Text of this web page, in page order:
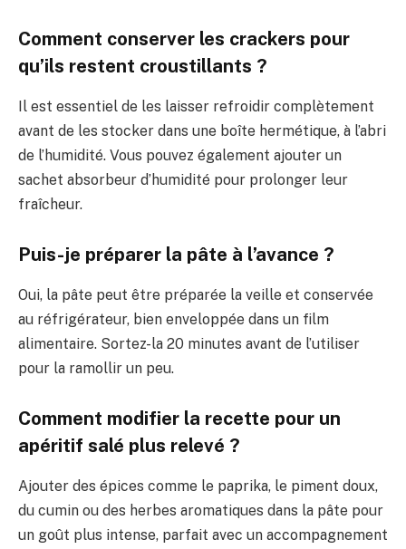
Comment conserver les crackers pour
qu’ils restent croustillants ?
Il est essentiel de les laisser refroidir complètement
avant de les stocker dans une boîte hermétique, à l’abri
de l’humidité. Vous pouvez également ajouter un
sachet absorbeur d’humidité pour prolonger leur
fraîcheur.
Puis-je préparer la pâte à l’avance ?
Oui, la pâte peut être préparée la veille et conservée
au réfrigérateur, bien enveloppée dans un film
alimentaire. Sortez-la 20 minutes avant de l’utiliser
pour la ramollir un peu.
Comment modifier la recette pour un
apéritif salé plus relevé ?
Ajouter des épices comme le paprika, le piment doux,
du cumin ou des herbes aromatiques dans la pâte pour
un goût plus intense, parfait avec un accompagnement